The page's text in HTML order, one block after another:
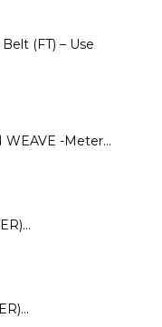
(FT) – Use
WEAVE -Meter…